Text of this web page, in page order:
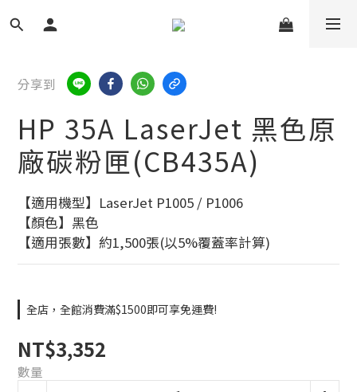
分享到
HP 35A LaserJet 黑色原
廠碳粉匣(CB435A)
【適用機型】LaserJet P1005 / P1006
【顏色】黑色
【適用張數】約1,500張(以5%覆蓋率計算)
全店，全館消費滿$1500即可享免運費!
NT$3,352
數量